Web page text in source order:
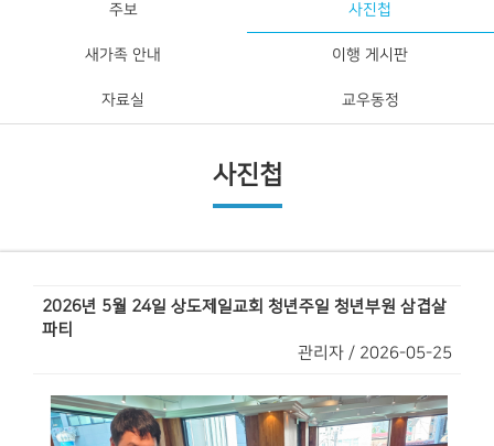
주보 사진첩
새가족 안내 이행 게시판
자료실 교우동정
사진첩
2026년 5월 24일 상도제일교회 청년주일 청년부원 삼겹살
파티
관리자 / 2026-05-25